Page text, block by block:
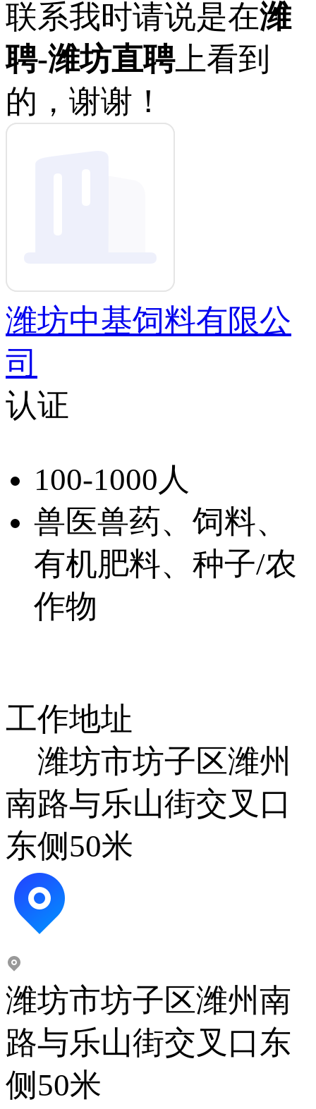
联系我时请说是在潍
聘-潍坊直聘上看到
的，谢谢！
潍坊中基饲料有限公
司
认证
100-1000人
兽医兽药、饲料、
有机肥料、种子/农
作物
工作地址
潍坊市坊子区潍州
南路与乐山街交叉口
东侧50米
潍坊市坊子区潍州南
路与乐山街交叉口东
侧50米